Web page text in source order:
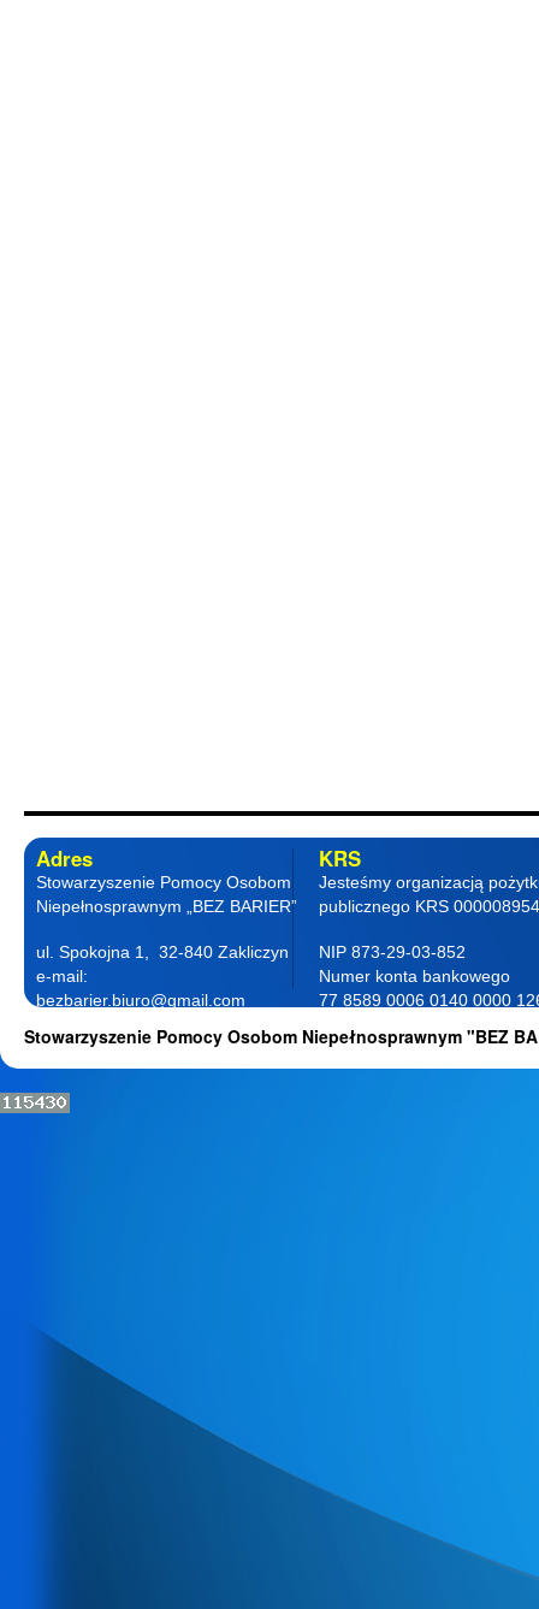
Adres
Stowarzyszenie Pomocy Osobom
Niepełnosprawnym „BEZ BARIER”
ul. Spokojna 1, 32-840 Zakliczyn
e-mail:
bezbarier.biuro@gmail.com
KRS
Jesteśmy organizacją
publicznego KRS
NIP 873-29-03-852
Numer konta bankowego
77 8589 0006 0140 0000
Stowarzyszenie Pomocy Osobom Niepełnosprawnym "BEZ